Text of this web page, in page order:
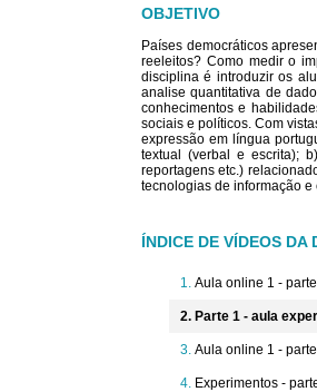
OBJETIVO
Países democráticos
reeleitos? Como medir o
disciplina é introduzir os
analise quantitativa de
conhecimentos e
sociais e políticos. Com
expressão em língua
textual (verbal e escrita);
reportagens etc.)
tecnologias de informação
ÍNDICE DE VÍDEOS DA
Aula online 1 -
Parte 1 - aula
Aula online 1 -
Experimentos -